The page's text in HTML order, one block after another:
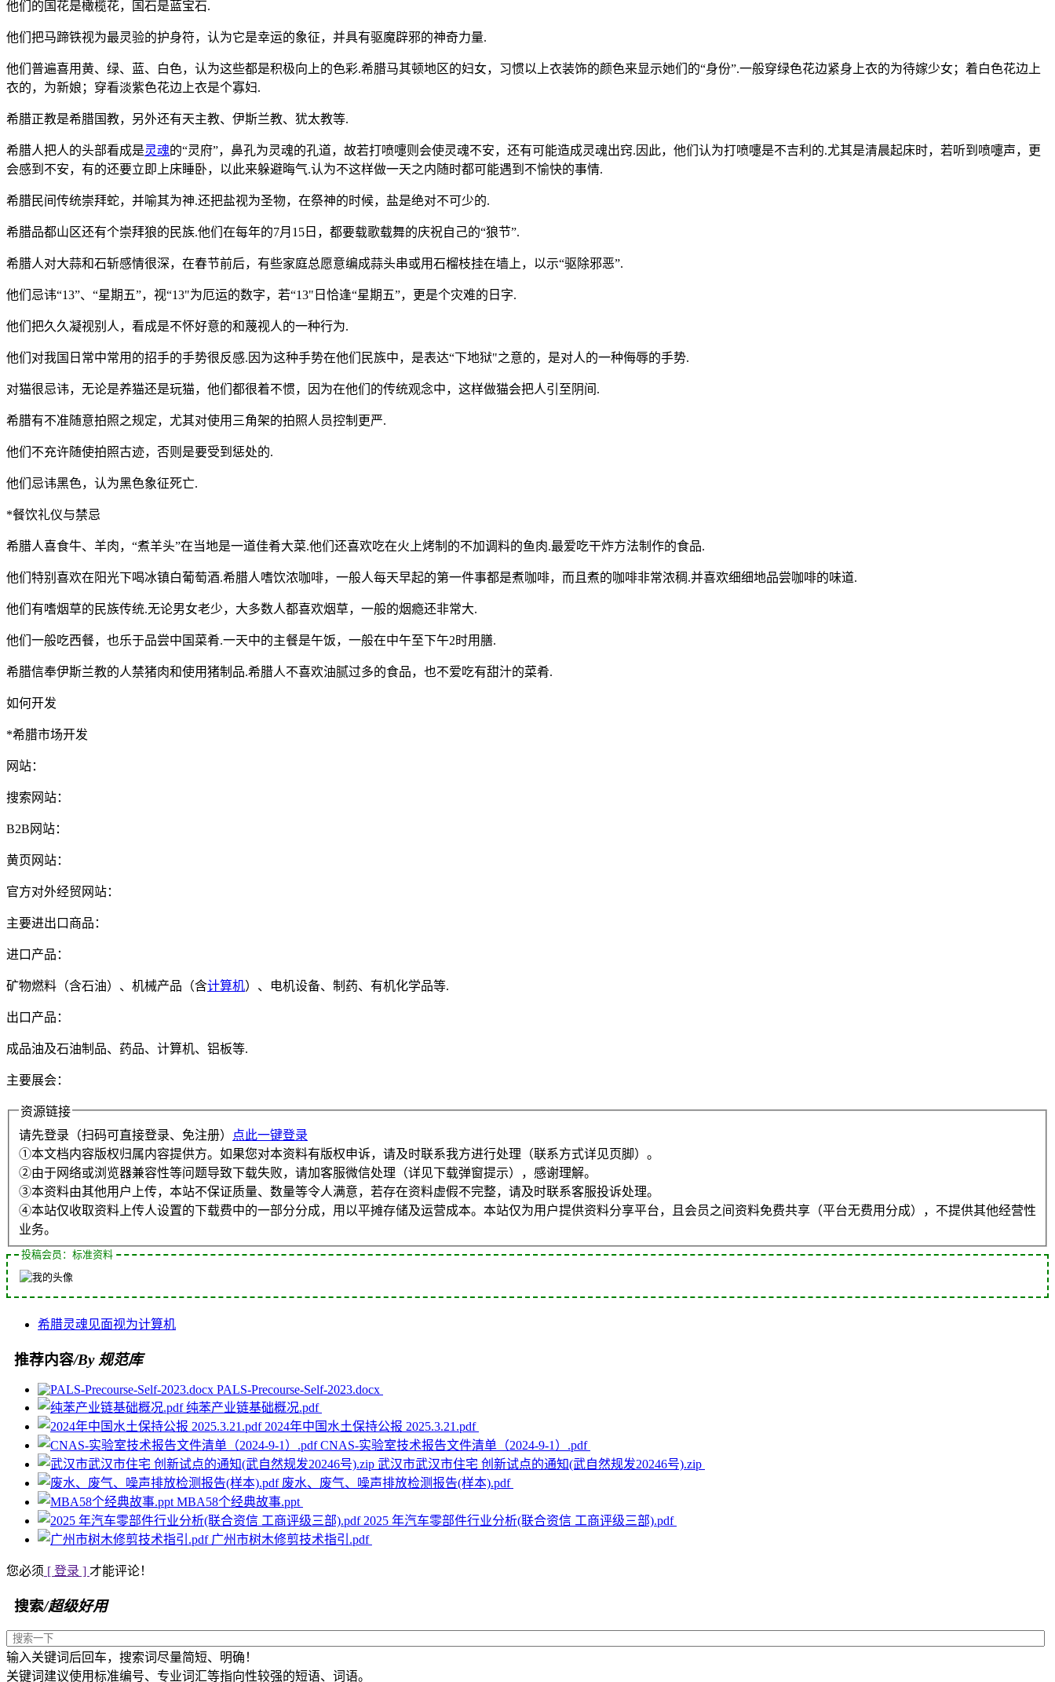
他们的国花是橄榄花，国石是蓝宝石.
他们把马蹄铁视为最灵验的护身符，认为它是幸运的象征，并具有驱魔辟邪的神奇力量.
他们普遍喜用黄、绿、蓝、白色，认为这些都是积极向上的色彩.希腊马其顿地区的妇女，习惯以上衣装饰的颜色来显示她们的“身份”.一般穿绿色花边紧身上衣的为待嫁少女；着白色花边上
衣的，为新娘；穿看淡紫色花边上衣是个寡妇.
希腊正教是希腊国教，另外还有天主教、伊斯兰教、犹太教等.
希腊人把人的头部看成是灵魂的“灵府”，鼻孔为灵魂的孔道，故若打喷嚏则会使灵魂不安，还有可能造成灵魂出窍.因此，他们认为打喷嚏是不吉利的.尤其是清晨起床时，若听到喷嚏声，更
会感到不安，有的还要立即上床睡卧，以此来躲避晦气.认为不这样做一天之内随时都可能遇到不愉快的事情.
希腊民间传统崇拜蛇，并喻其为神.还把盐视为圣物，在祭神的时候，盐是绝对不可少的.
希腊品都山区还有个崇拜狼的民族.他们在每年的7月15日，都要载歌载舞的庆祝自己的“狼节”.
希腊人对大蒜和石斩感情很深，在春节前后，有些家庭总愿意编成蒜头串或用石榴枝挂在墙上，以示“驱除邪恶”.
他们忌讳“13”、“星期五”，视“13"为厄运的数字，若“13"日恰逢“星期五”，更是个灾难的日字.
他们把久久凝视别人，看成是不怀好意的和蔑视人的一种行为.
他们对我国日常中常用的招手的手势很反感.因为这种手势在他们民族中，是表达“下地狱"之意的，是对人的一种侮辱的手势.
对猫很忌讳，无论是养猫还是玩猫，他们都很着不惯，因为在他们的传统观念中，这样做猫会把人引至阴间.
希腊有不准随意拍照之规定，尤其对使用三角架的拍照人员控制更严.
他们不充许随使拍照古迹，否则是要受到惩处的.
他们忌讳黑色，认为黑色象征死亡.
*餐饮礼仪与禁忌
希腊人喜食牛、羊肉，“煮羊头”在当地是一道佳肴大菜.他们还喜欢吃在火上烤制的不加调料的鱼肉.最爱吃干炸方法制作的食品.
他们特别喜欢在阳光下喝冰镇白葡萄酒.希腊人嗜饮浓咖啡，一般人每天早起的第一件事都是煮咖啡，而且煮的咖啡非常浓稠.并喜欢细细地品尝咖啡的味道.
他们有嗜烟草的民族传统.无论男女老少，大多数人都喜欢烟草，一般的烟瘾还非常大.
他们一般吃西餐，也乐于品尝中国菜肴.一天中的主餐是午饭，一般在中午至下午2时用膳.
希腊信奉伊斯兰教的人禁猪肉和使用猪制品.希腊人不喜欢油腻过多的食品，也不爱吃有甜汁的菜肴.
如何开发
*希腊市场开发
网站：
搜索网站：
B2B网站：
黄页网站：
官方对外经贸网站：
主要进出口商品：
进口产品：
矿物燃料（含石油）、机械产品（含计算机）、电机设备、制药、有机化学品等.
出口产品：
成品油及石油制品、药品、计算机、铝板等.
主要展会：
资源链接
请先登录（扫码可直接登录、免注册）
点此一键登录
①本文档内容版权归属内容提供方。如果您对本资料有版权申诉，请及时联系我方进行处理（联系方式详见页脚）。
②由于网络或浏览器兼容性等问题导致下载失败，请加客服微信处理（详见下载弹窗提示），感谢理解。
③本资料由其他用户上传，本站不保证质量、数量等令人满意，若存在资料虚假不完整，请及时联系客服投诉处理。
④本站仅收取资料上传人设置的下载费中的一部分分成，用以平摊存储及运营成本。本站仅为用户提供资料分享平台，且会员之间资料免费共享（平台无费用分成），不提供其他经营性
业务。
投稿会员：标准资料
希腊灵魂见面视为计算机
推荐内容/By 规范库
PALS-Precourse-Self-2023.docx
纯苯产业链基础概况.pdf
2024年中国水土保持公报 2025.3.21.pdf
CNAS-实验室技术报告文件清单（2024-9-1）.pdf
武汉市武汉市住宅 创新试点的通知(武自然规发20246号).zip
废水、废气、噪声排放检测报告(样本).pdf
MBA58个经典故事.ppt
2025 年汽车零部件行业分析(联合资信 工商评级三部).pdf
广州市树木修剪技术指引.pdf
您必须 [ 登录 ] 才能评论！
搜索/超级好用
输入关键词后回车，搜索词尽量简短、明确！
关键词建议使用标准编号、专业词汇等指向性较强的短语、词语。